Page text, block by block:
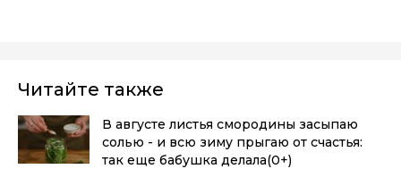
Читайте также
В августе листья смородины засыпаю
солью - и всю зиму прыгаю от счастья:
так еще бабушка делала(0+)